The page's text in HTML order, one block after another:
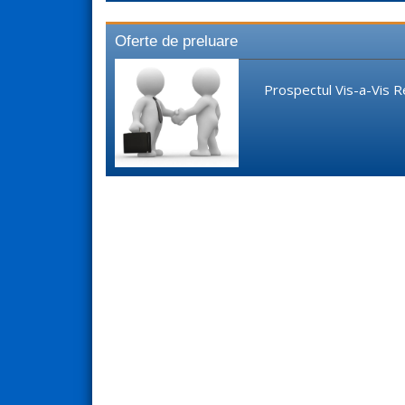
Oferte de preluare
Prospectul Vis-a-Vis